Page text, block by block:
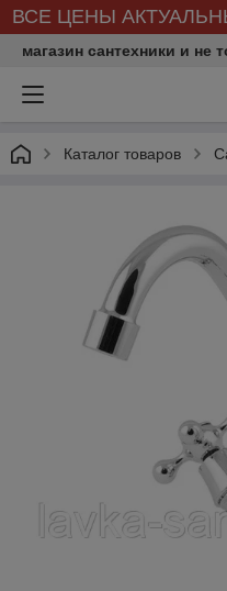
ВСЕ ЦЕНЫ
магазин сантехники и не
Каталог товаров